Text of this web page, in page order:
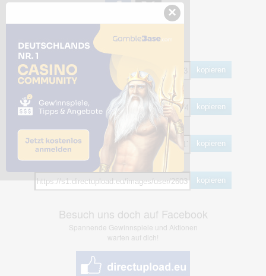
Share Links
kopieren
HTML
kopieren
BB Code
kopieren
kopieren
Besuch uns doch auf Facebook
Spannende Gewinnspiele und Aktionen
warten auf dich!
×